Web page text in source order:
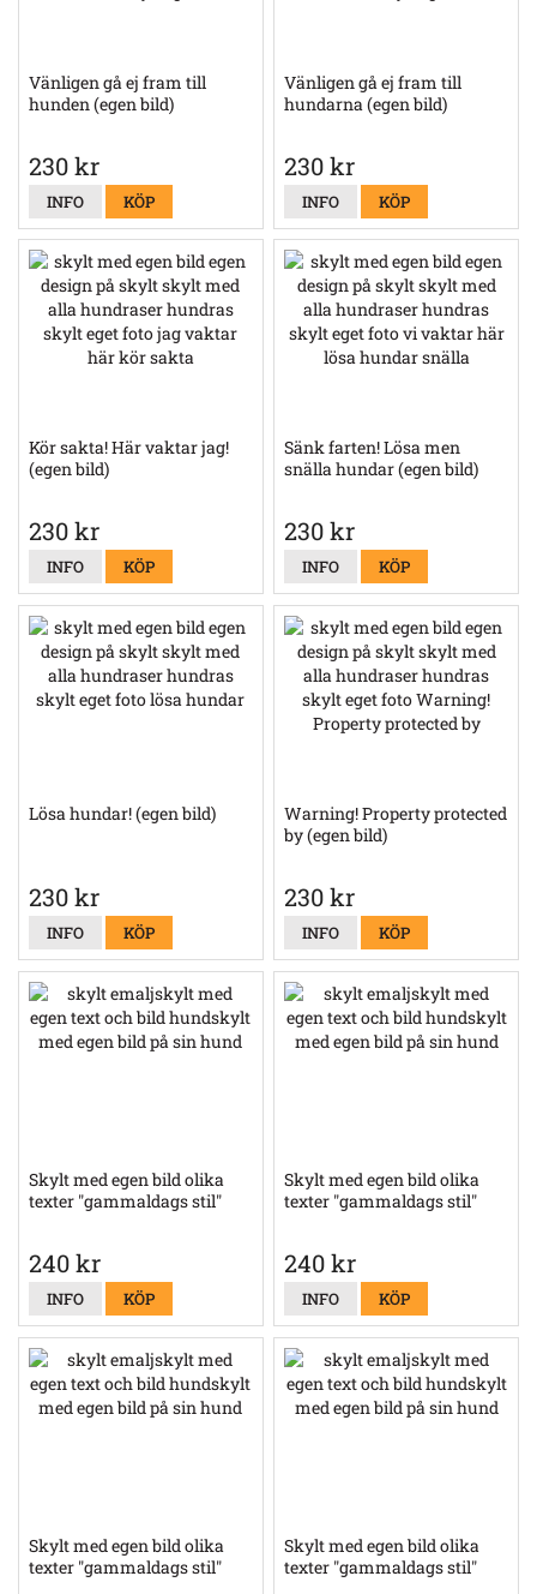
Vänligen gå ej fram till
hunden (egen bild)
230 kr
INFO KÖP
Vänligen gå ej fram till
hundarna (egen bild)
230 kr
INFO KÖP
Kör sakta! Här vaktar jag!
(egen bild)
230 kr
INFO KÖP
Sänk farten! Lösa men
snälla hundar (egen bild)
230 kr
INFO KÖP
Lösa hundar! (egen bild)
230 kr
INFO KÖP
Warning! Property protected
by (egen bild)
230 kr
INFO KÖP
Skylt med egen bild olika
texter "gammaldags stil"
240 kr
INFO KÖP
Skylt med egen bild olika
texter "gammaldags stil"
240 kr
INFO KÖP
Skylt med egen bild olika
texter "gammaldags stil"
Skylt med egen bild olika
texter "gammaldags stil"